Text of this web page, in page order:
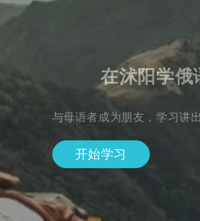
在沭阳学俄
与母语者成为朋友，学习讲
开始学习